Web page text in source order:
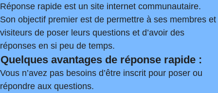
Réponse rapide est un site internet communautaire.
Son objectif premier est de permettre à ses membres et
visiteurs de poser leurs questions et d’avoir des
réponses en si peu de temps.
Quelques avantages de réponse rapide :
Vous n’avez pas besoins d’être inscrit pour poser ou
répondre aux questions.